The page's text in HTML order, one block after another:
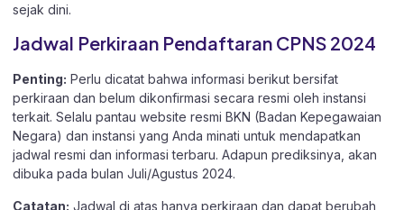
sejak dini.
Jadwal Perkiraan Pendaftaran CPNS 2024
Penting: Perlu dicatat bahwa informasi berikut bersifat
perkiraan dan belum dikonfirmasi secara resmi oleh instansi
terkait. Selalu pantau website resmi BKN (Badan Kepegawaian
Negara) dan instansi yang Anda minati untuk mendapatkan
jadwal resmi dan informasi terbaru. Adapun prediksinya, akan
dibuka pada bulan Juli/Agustus 2024.
Catatan: Jadwal di atas hanya perkiraan dan dapat berubah